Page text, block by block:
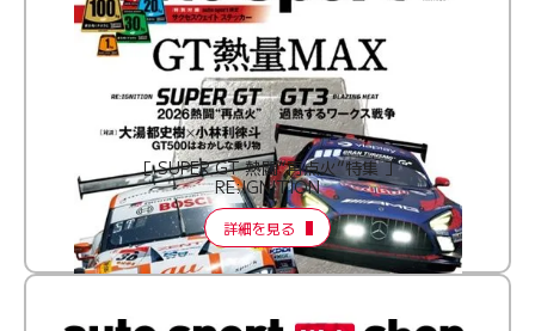
［ SUPER GT 熱闘“再点火”特集 ］
RE:IGNITION
詳細を見る